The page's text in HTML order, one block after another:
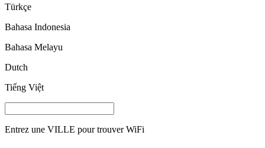
Türkçe
Bahasa Indonesia
Bahasa Melayu
Dutch
Tiếng Việt
Entrez une VILLE pour trouver WiFi